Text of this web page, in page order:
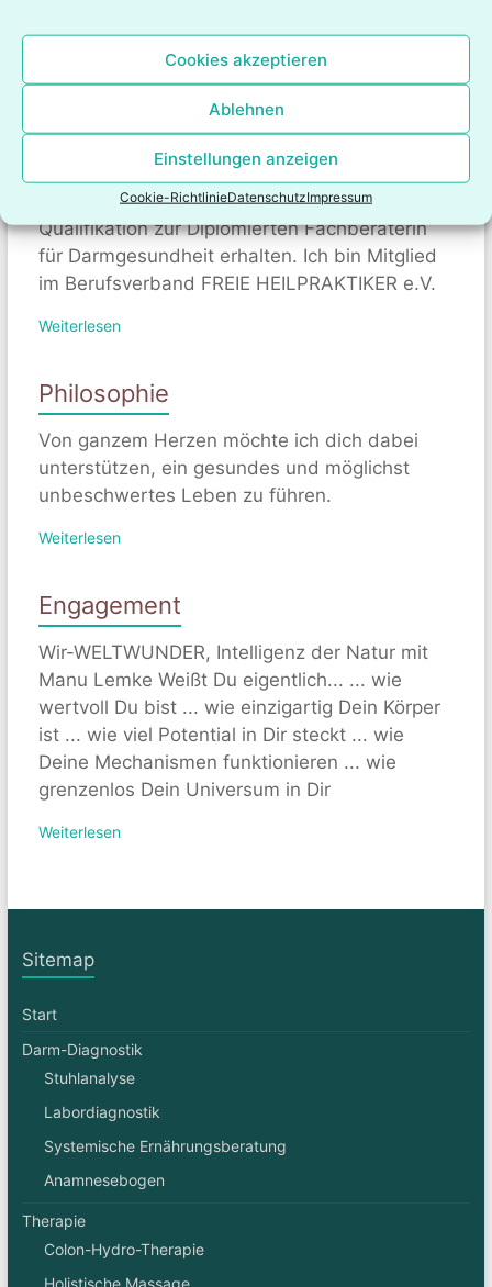
Cookies akzeptieren
Ablehnen
Einstellungen anzeigen
Cookie-RichtlinieDatenschutzImpressum
ONLINE-BERATUNG
Qualifikationen
Ich praktiziere seit 2010 als Heilpraktikerin.
Seit Anfang März 2016 habe ich die
Qualifikation zur Diplomierten Fachberaterin
für Darmgesundheit erhalten. Ich bin Mitglied
im Berufsverband FREIE HEILPRAKTIKER e.V.
Weiterlesen
Philosophie
Von ganzem Herzen möchte ich dich dabei
unterstützen, ein gesundes und möglichst
unbeschwertes Leben zu führen.
Weiterlesen
Engagement
Wir-WELTWUNDER, Intelligenz der Natur mit
Manu Lemke Weißt Du eigentlich... ... wie
wertvoll Du bist ... wie einzigartig Dein Körper
ist ... wie viel Potential in Dir steckt ... wie
Deine Mechanismen funktionieren ... wie
grenzenlos Dein Universum in Dir
Weiterlesen
Sitemap
Start
Darm-Diagnostik
Stuhlanalyse
Labordiagnostik
Systemische Ernährungsberatung
Anamnesebogen
Therapie
Colon-Hydro-Therapie
Holistische Massage